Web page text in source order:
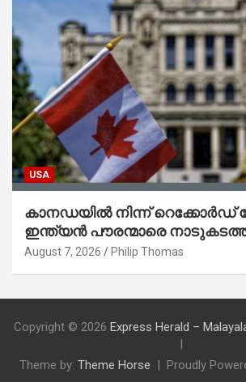
USA
കാനഡയിൽ നിന്ന് റെക്കോർഡ്
ഇന്ത്യൻ പൗരന്മാരെ
ആറുമാസത്തിനിടെ 3,323 പേർ
August 7, 2026 Philip Thomas
Copyright © 2026 Express Herald –
Theme by: Theme Horse Proudly